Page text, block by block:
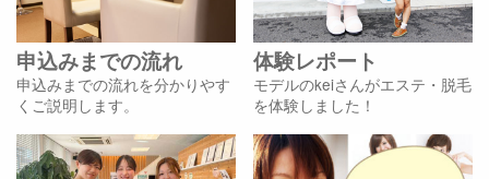
申込みまでの流れ
申込みまでの流れを分かりやす
くご説明します。
体験レポート
モデルのkeiさんがエステ・脱毛
を体験しました！